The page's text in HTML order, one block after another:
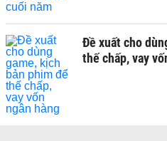
Đề xuất cho
thế chấp, vay